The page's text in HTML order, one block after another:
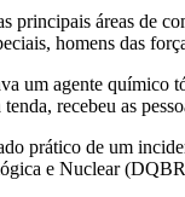
principais áreas de
homens das
um agente
recebeu as
prático de um
e Nuclear